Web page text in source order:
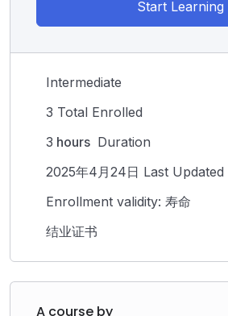
Start Learning
Intermediate
3 Total Enrolled
3 hours Duration
2025年4月24日 Last Updated
Enrollment validity: 寿命
结业证书
A course by